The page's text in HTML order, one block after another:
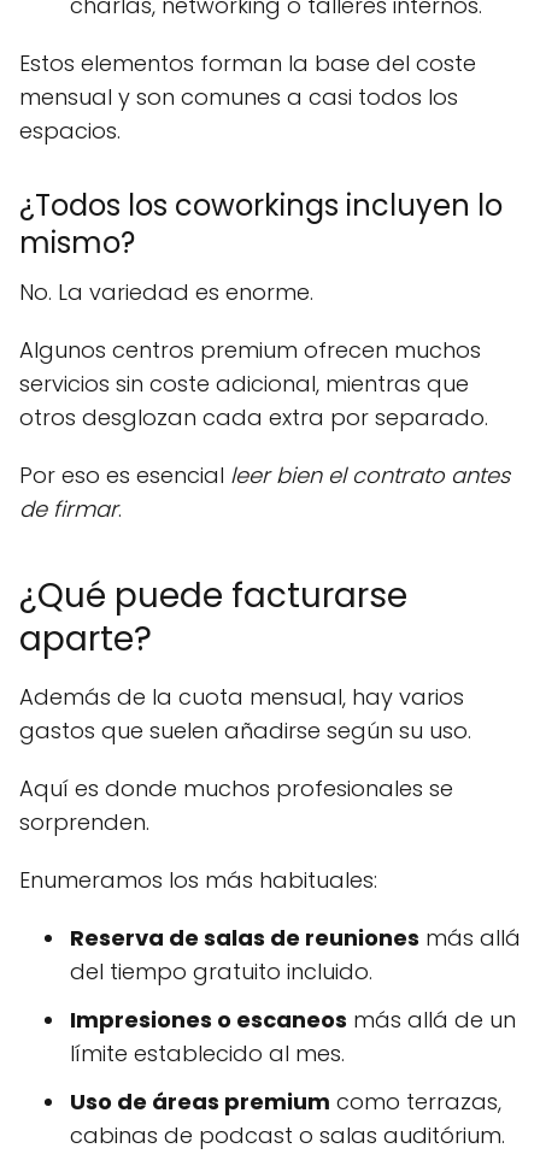
Estos elementos forman la base del coste
mensual y son comunes a casi todos los
espacios.
¿Todos los coworkings incluyen lo
mismo?
No. La variedad es enorme.
Algunos centros premium ofrecen muchos
servicios sin coste adicional, mientras que
otros desglozan cada extra por separado.
Por eso es esencial leer bien el contrato antes
de firmar.
¿Qué puede facturarse
aparte?
Además de la cuota mensual, hay varios
gastos que suelen añadirse según su uso.
Aquí es donde muchos profesionales se
sorprenden.
Enumeramos los más habituales:
Reserva de salas de reuniones más allá
del tiempo gratuito incluido.
Impresiones o escaneos más allá de un
límite establecido al mes.
Uso de áreas premium como terrazas,
cabinas de podcast o salas auditórium.